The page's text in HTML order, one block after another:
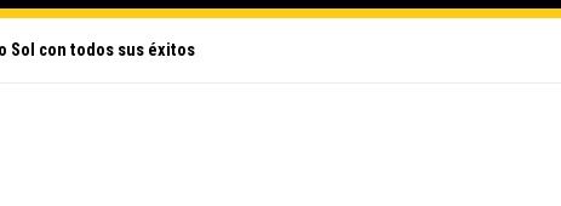
Sol con todos sus éxitos